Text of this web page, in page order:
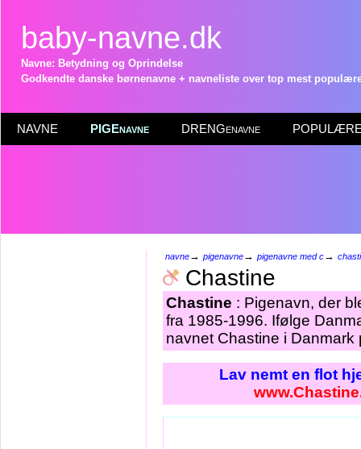
baby-navne.dk
Navne: Betydning og Oprindelse
Godkendte danske børnenavne + navneliste over top mest
NAVNE PIGEnavne DRENGenavne POPULÆRE
navne→ pigenavne→ pigenavne med c→
Chastine
Chastine : Pigenavn, der
fra 1985-1996. Ifølge
navnet Chastine i Danmark
Lav nemt en flot